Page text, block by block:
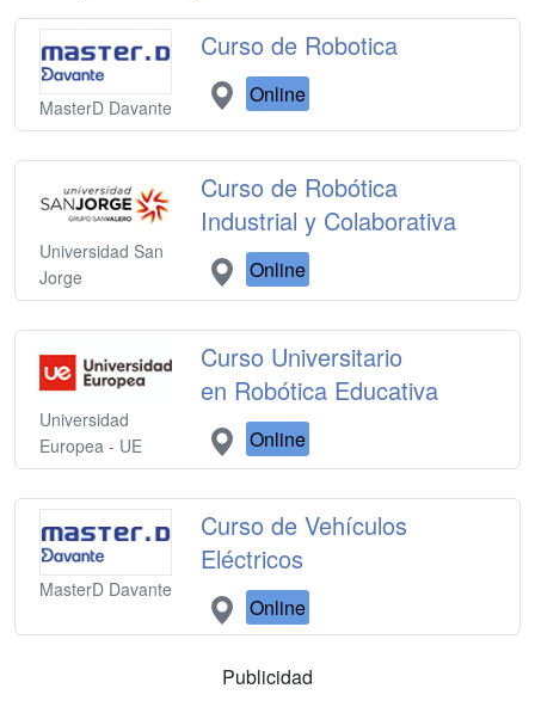
MasterD Davante
Curso de Robotica
Online
Universidad San
Jorge
Curso de Robótica
Industrial y Colaborativa
Online
Universidad
Europea - UE
Curso Universitario
en Robótica Educativa
Online
MasterD Davante
Curso de Vehículos
Eléctricos
Online
Publicidad